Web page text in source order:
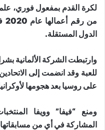
الدول المستقلة.
وارتبطت الشركة الألمانية
للعبة وقد انضمت إلى
على روسيا بعد هجومها
ومنع “فيفا” وويفا
المشاركة في أي من